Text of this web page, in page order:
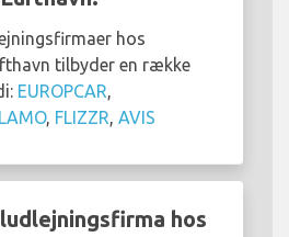
hos
tilbyder en række
EUROPCAR
, FLIZZR AVIS
hos